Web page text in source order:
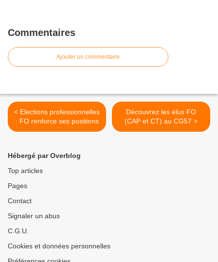
Commentaires
Ajouter un commentaire
< Elections professionnelles
: FO renforce ses positions
Découvrez les élus FO
(CAP et CT) au CG57 >
Hébergé par Overblog
Top articles
Pages
Contact
Signaler un abus
C.G.U.
Cookies et données personnelles